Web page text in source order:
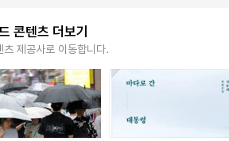
콘텐츠 더보기
츠 제공사로 이동합니다.